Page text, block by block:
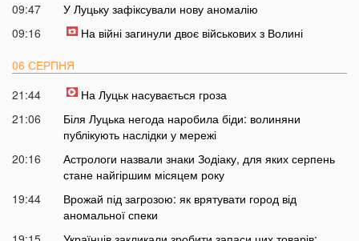
09:47
У Луцьку зафіксували нову аномалію
09:16
На війні загинули двоє військових з Волині
06 СЕРПНЯ
21:44
На Луцьк насувається гроза
21:06
Біля Луцька негода наробила біди: волиняни
публікують наслідки у мережі
20:16
Астрологи назвали знаки Зодіаку, для яких серпень
стане найгіршим місяцем року
19:44
Врожай під загрозою: як врятувати город від
аномальної спеки